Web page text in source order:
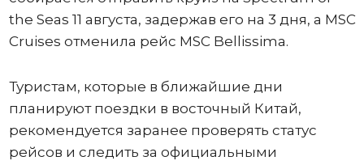
the Seas 11 августа, задержав его на 3 дня, а MSC
Cruises отменила рейс MSC Bellissima.
Туристам, которые в ближайшие дни
планируют поездки в восточный Китай,
рекомендуется заранее проверять статус
рейсов и следить за официальными